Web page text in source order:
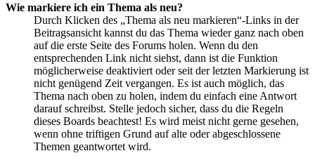
Wie markiere ich ein Thema als neu?
Durch Klicken des „Thema als neu markieren“-Links in der
Beitragsansicht kannst du das Thema wieder ganz nach oben
auf die erste Seite des Forums holen. Wenn du den
entsprechenden Link nicht siehst, dann ist die Funktion
möglicherweise deaktiviert oder seit der letzten Markierung ist
nicht genügend Zeit vergangen. Es ist auch möglich, das
Thema nach oben zu holen, indem du einfach eine Antwort
darauf schreibst. Stelle jedoch sicher, dass du die Regeln
dieses Boards beachtest! Es wird meist nicht gerne gesehen,
wenn ohne triftigen Grund auf alte oder abgeschlossene
Themen geantwortet wird.